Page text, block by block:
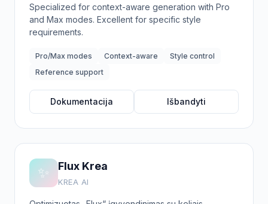
Specialized for context-aware generation with Pro
and Max modes. Excellent for specific style
requirements.
Pro/Max modes Context-aware
Style control
Reference support
Dokumentacija Išbandyti
✨ Flux Krea
KREA AI